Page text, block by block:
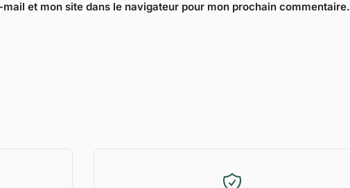
et mon site dans le navigateur pour mon prochain commentaire.